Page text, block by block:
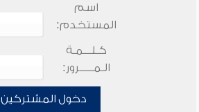
اسم
المستخدم:
كـلـــمـة
الـمـــــرور:
دخول المشتركين